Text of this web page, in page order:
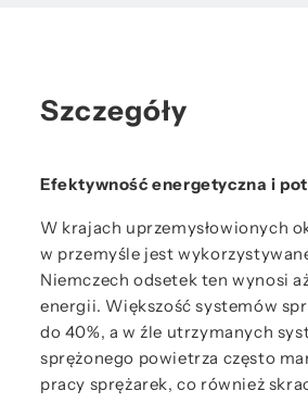
Szczegóły
Efektywność energetyczna i
W krajach uprzemysłowionych
w przemyśle jest
Niemczech odsetek ten wynosi
energii. Większość systemów
do 40%, a w źle utrzymanych
sprężonego powietrza często
pracy sprężarek, co również